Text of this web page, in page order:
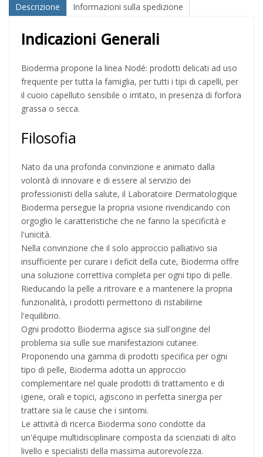
Descrizione Informazioni sulla spedizione
Indicazioni Generali
Bioderma propone la linea Nodé: prodotti delicati ad uso
frequente per tutta la famiglia, per tutti i tipi di capelli, per
il cuoio capelluto sensibile o irritato, in presenza di forfora
grassa o secca.
Filosofia
Nato da una profonda convinzione e animato dalla
volontà di innovare e di essere al servizio dei
professionisti della salute, il Laboratoire Dermatologique
Bioderma persegue la propria visione rivendicando con
orgoglio le caratteristiche che ne fanno la specificità e
l'unicità.
Nella convinzione che il solo approccio palliativo sia
insufficiente per curare i deficit della cute, Bioderma offre
una soluzione correttiva completa per ogni tipo di pelle.
Rieducando la pelle a ritrovare e a mantenere la propria
funzionalità, i prodotti permettono di ristabilirne
l'equilibrio.
Ogni prodotto Bioderma agisce sia sull'origine del
problema sia sulle sue manifestazioni cutanee.
Proponendo una gamma di prodotti specifica per ogni
tipo di pelle, Bioderma adotta un approccio
complementare nel quale prodotti di trattamento e di
igiene, orali e topici, agiscono in perfetta sinergia per
trattare sia le cause che i sintomi.
Le attività di ricerca Bioderma sono condotte da
un'équipe multidisciplinare composta da scienziati di alto
livello e specialisti della massima autorevolezza.